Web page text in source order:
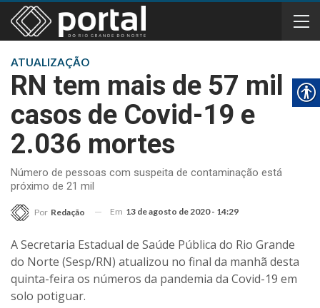
ATUALIZAÇÃO
RN tem mais de 57 mil
casos de Covid-19 e
2.036 mortes
Número de pessoas com suspeita de contaminação está
próximo de 21 mil
Por Redação Em 13 de agosto de 2020 - 14:29
A Secretaria Estadual de Saúde Pública do Rio Grande
do Norte (Sesp/RN) atualizou no final da manhã desta
quinta-feira os números da pandemia da Covid-19 em
solo potiguar.